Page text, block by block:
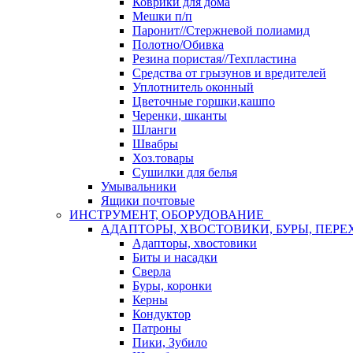
Мешки п/п
Паронит//Стержневой полиамид
Полотно/Обивка
Резина пористая//Техпластина
Средства от грызунов и вредителей
Уплотнитель оконный
Цветочные горшки,кашпо
Черенки, шканты
Шланги
Швабры
Хоз.товары
Сушилки для белья
Умывальники
Ящики почтовые
ИНСТРУМЕНТ, ОБОРУДОВАНИЕ
АДАПТОРЫ, ХВОСТОВИКИ, БУРЫ,
Адапторы, хвостовики
Биты и насадки
Сверла
Буры, коронки
Керны
Кондуктор
Патроны
Пики, Зубило